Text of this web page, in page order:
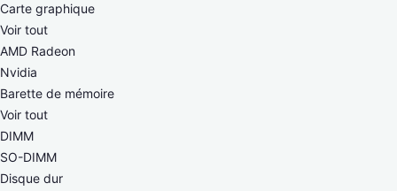
Carte graphique
Voir tout
AMD Radeon
Nvidia
Barette de mémoire
Voir tout
DIMM
SO-DIMM
Disque dur